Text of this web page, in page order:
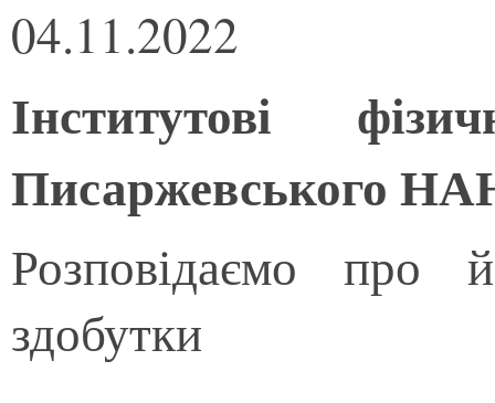
04.11.2022
Інститутові
Писаржевського
Розповідаємо про
здобутки